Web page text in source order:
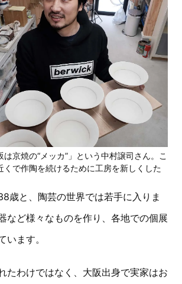
は京焼の“メッカ”」という中村譲司さん。こ
くで作陶を続けるために工房を新しくした
歳と、陶芸の世界では若手に入りま
など様々なものを作り、各地での個展
います。
たわけではなく、大阪出身で実家はお